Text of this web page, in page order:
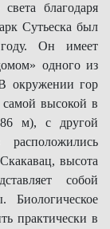
благодаря
Сутьеска был
Он имеет
одного из
окружении гор
высокой в
м), с другой
высота
собой
Биологическое
практически в